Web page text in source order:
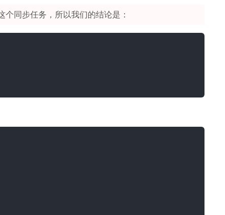
个同步任务，所以我们的结论是：